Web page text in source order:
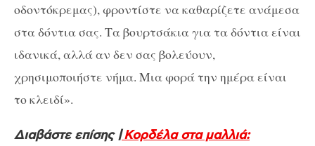
οδοντόκρεμας), φροντίστε να καθαρίζετε ανάμεσα
στα δόντια σας. Τα βουρτσάκια για τα δόντια είναι
ιδανικά, αλλά αν δεν σας βολεύουν,
χρησιμοποιήστε νήμα. Μια φορά την ημέρα είναι
το κλειδί».
Διαβάστε επίσης |Κορδέλα στα μαλλιά: